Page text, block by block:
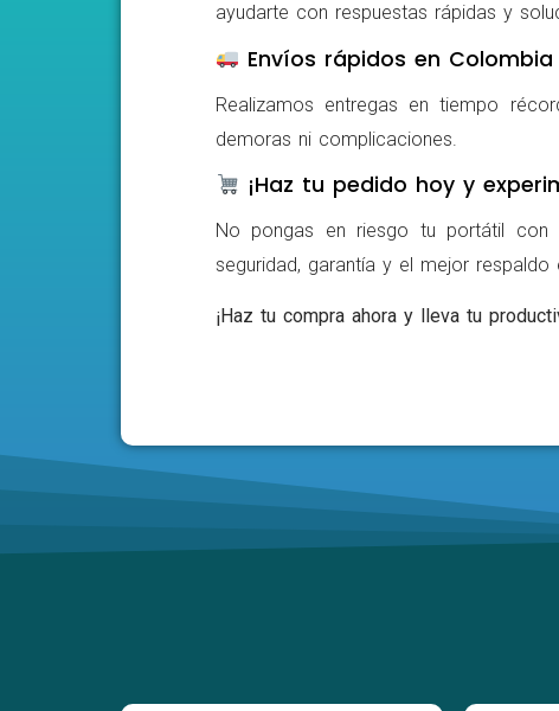
ayudarte con respuestas rápidas y
Envíos rápidos en Colombia
Realizamos entregas en tiempo
demoras ni complicaciones.
¡Haz tu pedido hoy y
No pongas en riesgo tu portátil con
seguridad, garantía y el mejor respaldo
¡Haz tu compra ahora y lleva tu